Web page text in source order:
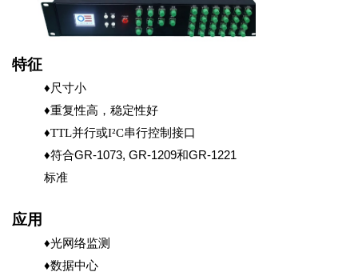
特征
♦尺寸小
♦重复性高，稳定性好
♦TTL并行或I²C串行控制接口
♦符合GR-1073, GR-1209和GR-1221
标准
应用
♦光网络监测
♦数据中心